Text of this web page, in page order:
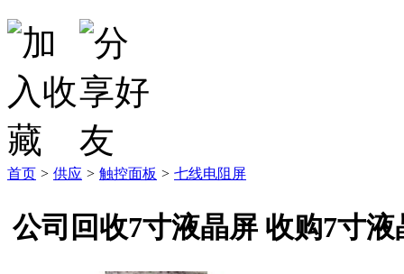
首页 > 供应 > 触控面板 > 七线电阻屏
公司回收7寸液晶屏 收购7寸液